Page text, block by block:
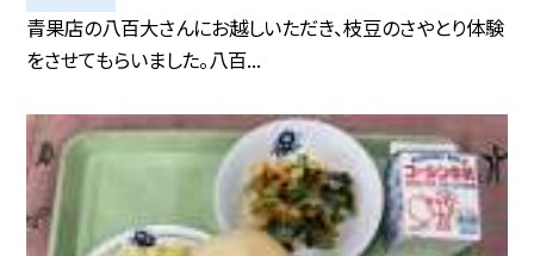
青果店の八百大さんにお越しいただき、枝豆のさやとり体験
をさせてもらいました。八百...